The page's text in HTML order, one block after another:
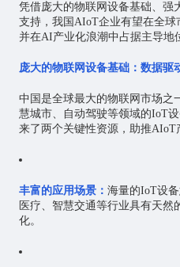
凭借庞大的物联网设备基础、强
支持，我国AIoT企业有望在全球
并在AI产业化浪潮中占据主导地
庞大的物联网设备基础：数据驱
中国是全球最大的物联网市场之
慧城市、自动驾驶等领域的IoT
来了两个关键性资源，助推AIoT
丰富的应用场景： 海量的IoT设
医疗、智慧交通等行业具有天然
化。